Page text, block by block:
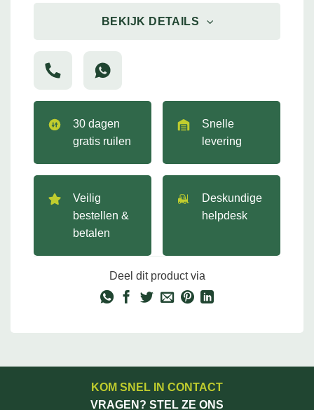
BEKIJK DETAILS
30 dagen
gratis ruilen
Snelle
levering
Veilig
bestellen &
betalen
Deskundige
helpdesk
Deel dit product via
KOM SNEL IN CONTACT
VRAGEN? STEL ZE ONS